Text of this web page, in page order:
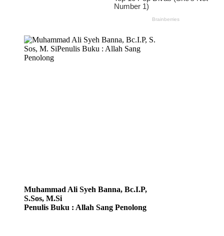
Muhammad Ali Syeh Banna, Bc.I.P,
S.Sos, M.Si
Penulis Buku : Allah Sang Penolong